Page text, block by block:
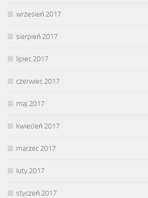
wrzesień 2017
sierpień 2017
lipiec 2017
czerwiec 2017
maj 2017
kwiecień 2017
marzec 2017
luty 2017
styczeń 2017